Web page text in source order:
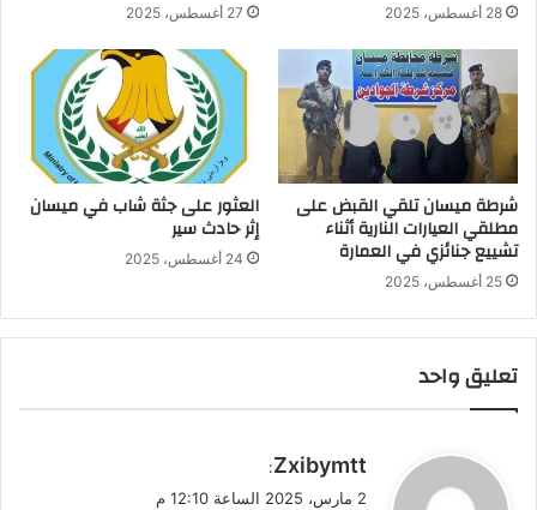
28 أغسطس، 2025 27 أغسطس، 2025
شرطة ميسان تلقي القبض على
مطلقي العيارات النارية أثناء
تشييع جنائزي في العمارة
25 أغسطس، 2025
العثور على جثة شاب في ميسان
إثر حادث سير
24 أغسطس، 2025
تعليق واحد
ي
ق
Zxibymtt
:
2 مارس، 2025 الساعة 12:10 م